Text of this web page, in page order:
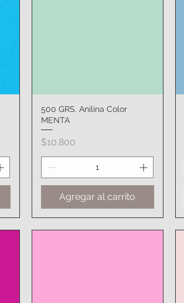
Vista rápida
500 GRS. Anilina Color
MENTA
Precio
$10.800
Agregar al carrito